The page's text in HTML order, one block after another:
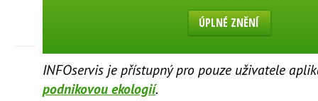
ÚPLNÉ ZNĚNÍ
INFOservis je přístupný pro pouze uživatele
podnikovou ekologií.